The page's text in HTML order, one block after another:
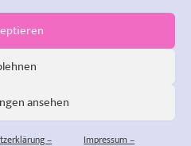
ansehen
– Impressum –
diewompets
Sofia Rust
| Powered by
Astra-WordPress-